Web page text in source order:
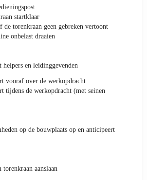
startklaar
de torenkraan geen gebreken vertoont
onbelast draaien
helpers en leidinggevenden
vooraf over de werkopdracht
tijdens de werkopdracht (met seinen
op de bouwplaats op en anticipeert
torenkraan aanslaan